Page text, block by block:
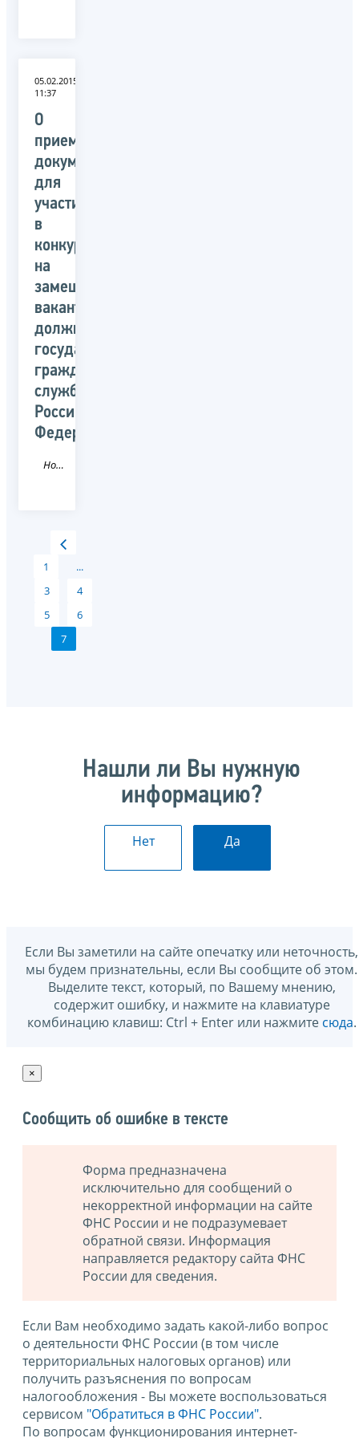
05.02.2015
11:37
О
приеме
документов
для
участия
в
конкурсе
на
замещение
вакантных
должностей
государственной
гражданской
службы
Российской
Федерации
Новость
1
...
3
4
5
6
7
Нашли ли Вы нужную
информацию?
Нет Да
Если Вы заметили на сайте опечатку или неточность,
мы будем признательны, если Вы сообщите об этом.
Выделите текст, который, по Вашему мнению,
содержит ошибку, и нажмите на клавиатуре
комбинацию клавиш: Ctrl + Enter или нажмите сюда.
×
Сообщить об ошибке в тексте
Форма предназначена
исключительно для сообщений о
некорректной информации на сайте
ФНС России и не подразумевает
обратной связи. Информация
направляется редактору сайта ФНС
России для сведения.
Если Вам необходимо задать какой-либо вопрос
о деятельности ФНС России (в том числе
территориальных налоговых органов) или
получить разъяснения по вопросам
налогообложения - Вы можете воспользоваться
сервисом "Обратиться в ФНС России".
По вопросам функционирования интернет-